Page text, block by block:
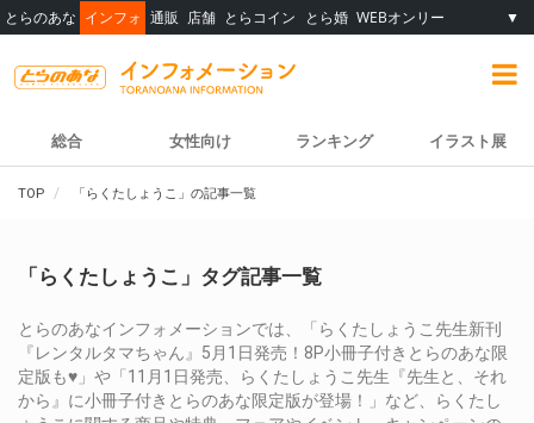
とらのあな インフォ 通販 店舗 とらコイン とら婚 WEBオンリー ▼
総合 女性向け ランキング イラスト展
TOP 「らくたしょうこ」の記事一覧
「らくたしょうこ」タグ記事一覧
とらのあなインフォメーションでは、「らくたしょうこ先生新刊
『レンタルタマちゃん』5月1日発売！8P小冊子付きとらのあな限
定版も♥」や「11月1日発売、らくたしょうこ先生『先生と、それ
から』に小冊子付きとらのあな限定版が登場！」など、らくたし